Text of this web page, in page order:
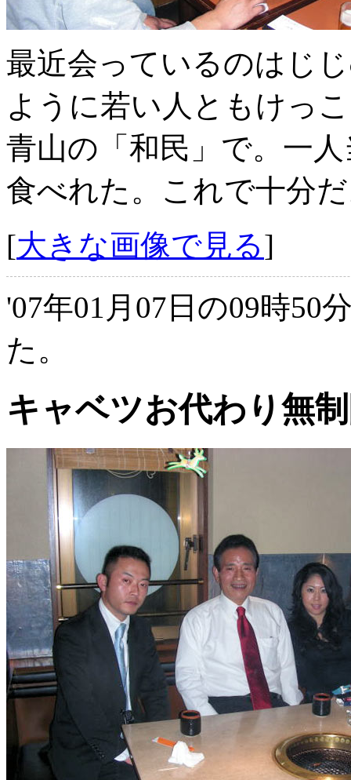
最近会っているのはじ
ように若い人ともけっ
青山の「和民」で。一
食べれた。これで十分
[大きな画像で見る]
'07年01月07日の09時50
た。
キャベツお代わり無